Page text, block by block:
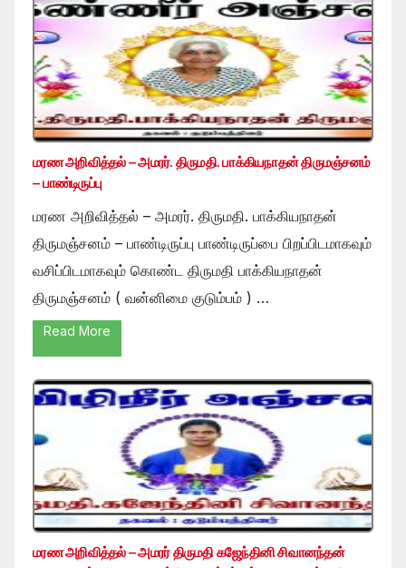
மரண அறிவித்தல் – அமரர். திருமதி. பாக்கியநாதன் திருமஞ்சனம்
– பாண்டிருப்பு
மரண அறிவித்தல் – அமரர். திருமதி. பாக்கியநாதன்
திருமஞ்சனம் – பாண்டிருப்பு பாண்டிருப்பை பிறப்பிடமாகவும்
வசிப்பிடமாகவும் கொண்ட திருமதி பாக்கியநாதன்
திருமஞ்சனம் ( வன்னிமை குடும்பம் ) …
Read More
மரண அறிவித்தல் – அமரர் திருமதி கஜேந்தினி சிவானந்தன்